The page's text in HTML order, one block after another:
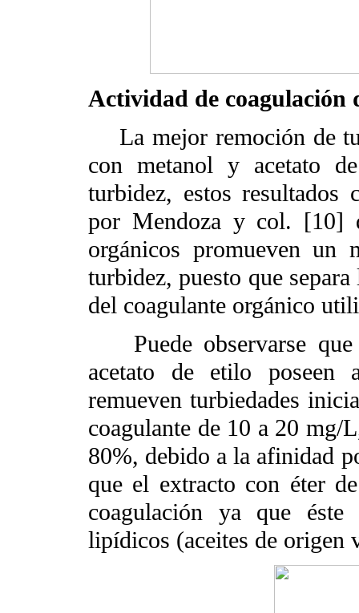
Actividad de coagulación
La mejor remoción de
con metanol y acetato
turbidez, estos resultados
por Mendoza y col. [10]
orgánicos promueven un
turbidez, puesto que
del coagulante orgánico
Puede observarse que
acetato de etilo poseen
remueven turbiedades
coagulante de 10 a 20 mg/
80%, debido a la afinidad
que el extracto con éter
coagulación ya que éste
lipídicos (aceites de origen